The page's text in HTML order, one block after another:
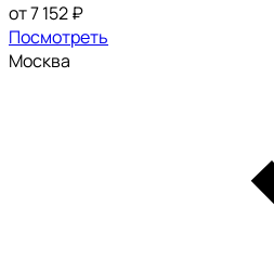
от 7 152 ₽
Посмотреть
Москва